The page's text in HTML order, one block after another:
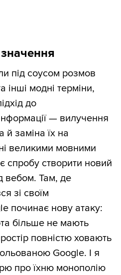
під соусом розмов
інші модні терміни,
до
— вилучення
заміна їх на
великими мовними
створити новий
вебом. Там, де
зі своїм
починає нову атаку:
більше не мають
повністю ховають
Google. І я
про їхню монополію